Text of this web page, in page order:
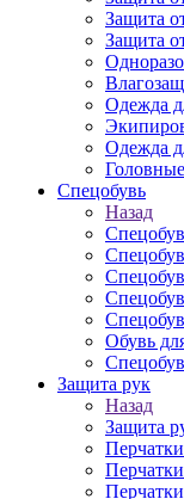
Защита
Защита
Одежда
Одежда
Спецобувь
Назад
Обувь
Защита рук
Назад
Защита